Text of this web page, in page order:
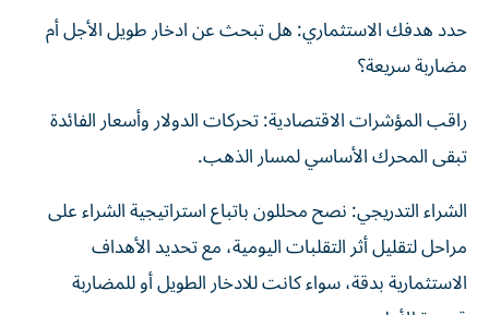
حدد هدفك الاستثماري: هل تبحث عن ادخار طويل الأجل أم
مضاربة سريعة؟
راقب المؤشرات الاقتصادية: تحركات الدولار وأسعار الفائدة
تبقى المحرك الأساسي لمسار الذهب.
الشراء التدريجي: نصح محللون باتباع استراتيجية الشراء على
مراحل لتقليل أثر التقلبات اليومية، مع تحديد الأهداف
الاستثمارية بدقة، سواء كانت للادخار الطويل أو للمضاربة